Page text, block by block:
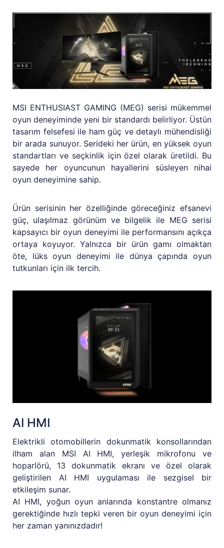
MSI ENTHUSIAST GAMING (MEG) serisi mükemmel
oyun deneyiminde yeni bir standardı belirliyor. Üstün
tasarım felsefesi ile ham güç ve detaylı mühendisliği
bir arada sunuyor. Serideki her ürün, en yüksek oyun
standartları ve seçkinlik için özel olarak üretildi. Bu
sayede her oyuncunun hayallerini süsleyen nihai
oyun deneyimine sahip.
Ürün serisinin her özelliğinde göreceğiniz efsanevi
güç, ulaşılmaz görünüm ve bilgelik ile MEG serisi
kapsayıcı bir oyun deneyimi ile performansını açıkça
ortaya koyuyor. Yalnızca bir ürün gamı olmaktan
öte, lüks oyun deneyimi ile dünya çapında oyun
tutkunları için ilk tercih.
AI HMI
Elektrikli otomobillerin dokunmatik konsollarından
ilham alan MSI AI HMI, yerleşik mikrofonu ve
hoparlörü, 13 dokunmatik ekranı ve özel olarak
geliştirilen AI HMI uygulaması ile sezgisel bir
etkileşim sunar.
AI HMI, yoğun oyun anlarında konstantre olmanız
gerektiğinde hızlı tepki veren bir oyun deneyimi için
her zaman yanınızdadır!